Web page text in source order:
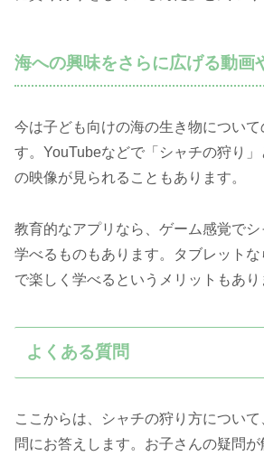
海への興味をさらに広げる動画
今は子ども向けの海の生き物について
す。YouTubeなどで「シャチの狩り
の映像が見られることもあります。
教育的なアプリなら、ゲーム感覚で
学べるものもあります。タブレットな
で楽しく学べるというメリットもあり
よくある質問
ここからは、シャチの狩り方につい
問にお答えします。お子さんの疑問